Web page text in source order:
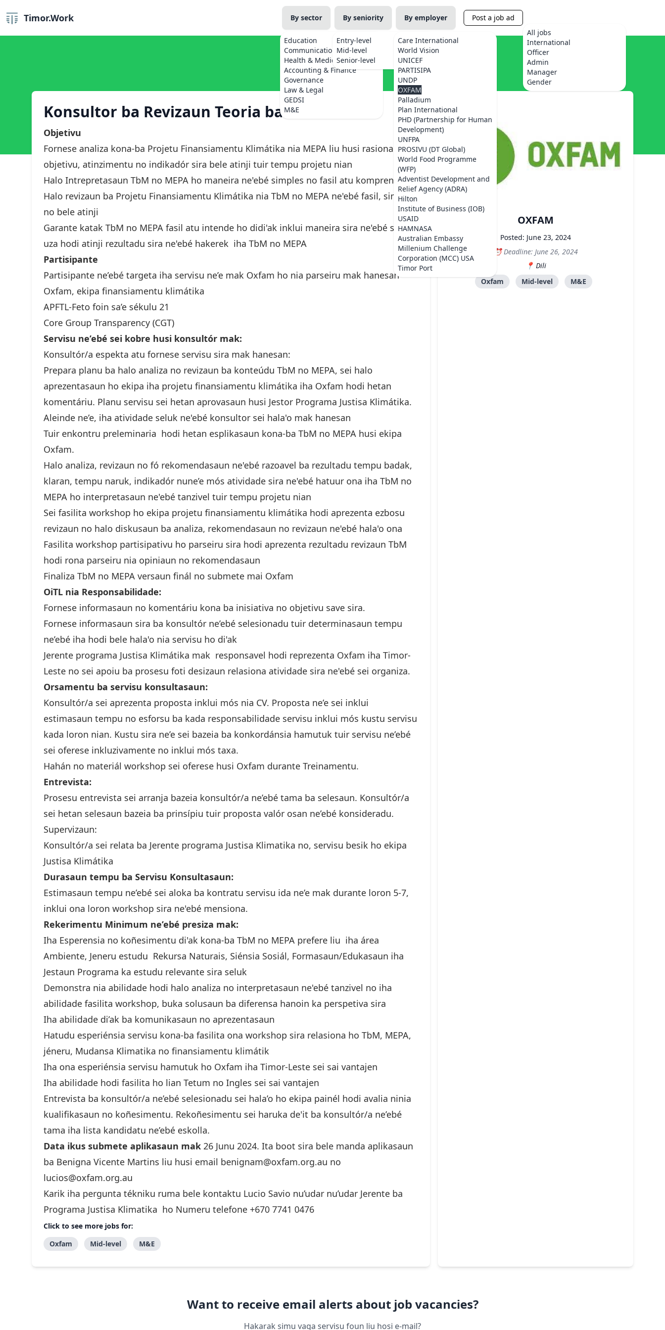
Timor.Work By sector
Education
Communications
Health & Medicine
Accounting & Finance
Governance
Law & Legal
GEDSI
M&E
By seniority
Entry-level
Mid-level
Senior-level
By employer
Care International
World Vision
UNICEF
PARTISIPA
UNDP
OXFAM
Palladium
Plan International
PHD (Partnership for Human
Development)
UNFPA
PROSIVU (DT Global)
World Food Programme
(WFP)
Adventist Development and
Relief Agency (ADRA)
Hilton
Institute of Business (IOB)
USAID
HAMNASA
Australian Embassy
Millenium Challenge
Corporation (MCC) USA
Timor Port
Post a job ad
All jobs
International
Officer
Admin
Manager
Gender
OXFAM
Posted: June 23, 2024
Deadline: June 26, 2024
Dili
Oxfam
Mid-level M&E
Konsultor ba Revizaun Teoria ba Mudansa
Objetivu
Fornese analiza kona-ba Projetu Finansiamentu Klimátika nia MEPA liu husi rasionaliza
objetivu, atinzimentu no indikadór sira bele atinji tuir tempu projetu nian
Halo Intrepretasaun TbM no MEPA ho maneira ne'ebé simples no fasil atu komprende
Halo revizaun ba Projetu Finansiamentu Klimátika nia TbM no MEPA ne'ebé fasil, simples
no bele atinji
Garante katak TbM no MEPA fasil atu intende ho didi'ak inklui maneira sira ne'ebé sei
uza hodi atinji rezultadu sira ne'ebé hakerek iha TbM no MEPA
Partisipante
Partisipante ne’ebé targeta iha servisu ne’e mak Oxfam ho nia parseiru mak hanesan
Oxfam, ekipa finansiamentu klimátika
APFTL-Feto foin sa’e sékulu 21
Core Group Transparency (CGT)
Servisu ne’ebé sei kobre husi konsultór mak:
Konsultór/a espekta atu fornese servisu sira mak hanesan:
Prepara planu ba halo analiza no revizaun ba konteúdu TbM no MEPA, sei halo
aprezentasaun ho ekipa iha projetu finansiamentu klimátika iha Oxfam hodi hetan
komentáriu. Planu servisu sei hetan aprovasaun husi Jestor Programa Justisa Klimátika.
Aleinde ne’e, iha atividade seluk ne'ebé konsultor sei hala'o mak hanesan
Tuir enkontru preleminaria hodi hetan esplikasaun kona-ba TbM no MEPA husi ekipa
Oxfam.
Halo analiza, revizaun no fó rekomendasaun ne'ebé razoavel ba rezultadu tempu badak,
klaran, tempu naruk, indikadór nune’e mós atividade sira ne'ebé hatuur ona iha TbM no
MEPA ho interpretasaun ne'ebé tanzivel tuir tempu projetu nian
Sei fasilita workshop ho ekipa projetu finansiamentu klimátika hodi aprezenta ezbosu
revizaun no halo diskusaun ba analiza, rekomendasaun no revizaun ne'ebé hala'o ona
Fasilita workshop partisipativu ho parseiru sira hodi aprezenta rezultadu revizaun TbM
hodi rona parseiru nia opiniaun no rekomendasaun
Finaliza TbM no MEPA versaun finál no submete mai Oxfam
OiTL nia Responsabilidade:
Fornese informasaun no komentáriu kona ba inisiativa no objetivu save sira.
Fornese informasaun sira ba konsultór ne’ebé selesionadu tuir determinasaun tempu
ne’ebé iha hodi bele hala'o nia servisu ho di'ak
Jerente programa Justisa Klimátika mak responsavel hodi reprezenta Oxfam iha Timor-
Leste no sei apoiu ba prosesu foti desizaun relasiona atividade sira ne'ebé sei organiza.
Orsamentu ba servisu konsultasaun:
Konsultór/a sei aprezenta proposta inklui mós nia CV. Proposta ne’e sei inklui
estimasaun tempu no esforsu ba kada responsabilidade servisu inklui mós kustu servisu
kada loron nian. Kustu sira ne’e sei bazeia ba konkordánsia hamutuk tuir servisu ne’ebé
sei oferese inkluzivamente no inklui mós taxa.
Hahán no materiál workshop sei oferese husi Oxfam durante Treinamentu.
Entrevista:
Prosesu entrevista sei arranja bazeia konsultór/a ne’ebé tama ba selesaun. Konsultór/a
sei hetan selesaun bazeia ba prinsípiu tuir proposta valór osan ne’ebé konsideradu.
Supervizaun:
Konsultór/a sei relata ba Jerente programa Justisa Klimatika no, servisu besik ho ekipa
Justisa Klimátika
Durasaun tempu ba Servisu Konsultasaun:
Estimasaun tempu ne’ebé sei aloka ba kontratu servisu ida ne’e mak durante loron 5-7,
inklui ona loron workshop sira ne'ebé mensiona.
Rekerimentu Minimum ne’ebé presiza mak:
Iha Esperensia no koñesimentu di'ak kona-ba TbM no MEPA prefere liu iha área
Ambiente, Jeneru estudu Rekursa Naturais, Siénsia Sosiál, Formasaun/Edukasaun iha
Jestaun Programa ka estudu relevante sira seluk
Demonstra nia abilidade hodi halo analiza no interpretasaun ne'ebé tanzivel no iha
abilidade fasilita workshop, buka solusaun ba diferensa hanoin ka perspetiva sira
Iha abilidade di’ak ba komunikasaun no aprezentasaun
Hatudu esperiénsia servisu kona-ba fasilita ona workshop sira relasiona ho TbM, MEPA,
jéneru, Mudansa Klimatika no finansiamentu klimátik
Iha ona esperiénsia servisu hamutuk ho Oxfam iha Timor-Leste sei sai vantajen
Iha abilidade hodi fasilita ho lian Tetum no Ingles sei sai vantajen
Entrevista ba konsultór/a ne’ebé selesionadu sei hala’o ho ekipa painél hodi avalia ninia
kualifikasaun no koñesimentu. Rekoñesimentu sei haruka de'it ba konsultór/a ne’ebé
tama iha lista kandidatu ne’ebé eskolla.
Data ikus submete aplikasaun mak 26 Junu 2024. Ita boot sira bele manda aplikasaun
ba Benigna Vicente Martins liu husi email benignam@oxfam.org.au no
lucios@oxfam.org.au
Karik iha pergunta tékniku ruma bele kontaktu Lucio Savio nu’udar nu’udar Jerente ba
Programa Justisa Klimatika ho Numeru telefone +670 7741 0476
Click to see more jobs for:
Oxfam
Mid-level M&E
Want to receive email alerts about job vacancies?
Hakarak simu vaga servisu foun liu hosi e-mail?